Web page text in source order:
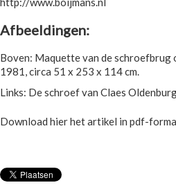
Afbeeldingen:
Boven: Maquette van de schroefbrug
1981, circa 51 x 253 x 114 cm.
Links: De schroef van Claes
Download hier het artikel in pdf-